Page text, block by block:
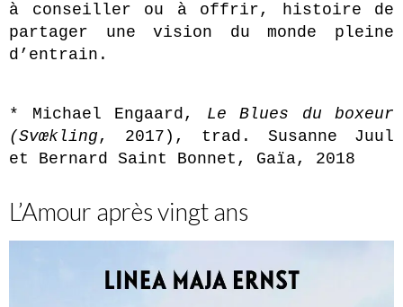
à conseiller ou à offrir, histoire de
partager une vision du monde pleine
d’entrain.
* Michael Engaard, Le Blues du boxeur
(Svœkling, 2017), trad. Susanne Juul
et Bernard Saint Bonnet, Gaïa, 2018
L’Amour après vingt ans